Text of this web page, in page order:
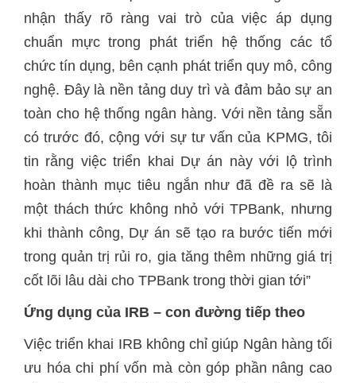
nhận thấy rõ ràng vai trò của việc áp dụng
chuẩn mực trong phát triển hệ thống các tổ
chức tín dụng, bên cạnh phát triển quy mô, công
nghệ. Đây là nền tảng duy trì và đảm bảo sự an
toàn cho hệ thống ngân hàng. Với nền tảng sẵn
có trước đó, cộng với sự tư vấn của KPMG, tôi
tin rằng việc triển khai Dự án này với lộ trình
hoàn thành mục tiêu ngắn như đã đề ra sẽ là
một thách thức không nhỏ với TPBank, nhưng
khi thành công, Dự án sẽ tạo ra bước tiến mới
trong quản trị rủi ro, gia tăng thêm những giá trị
cốt lõi lâu dài cho TPBank trong thời gian tới”
Ứng dụng của IRB – con đường tiếp theo
Việc triển khai IRB không chỉ giúp Ngân hàng tối
ưu hóa chi phí vốn mà còn góp phần nâng cao